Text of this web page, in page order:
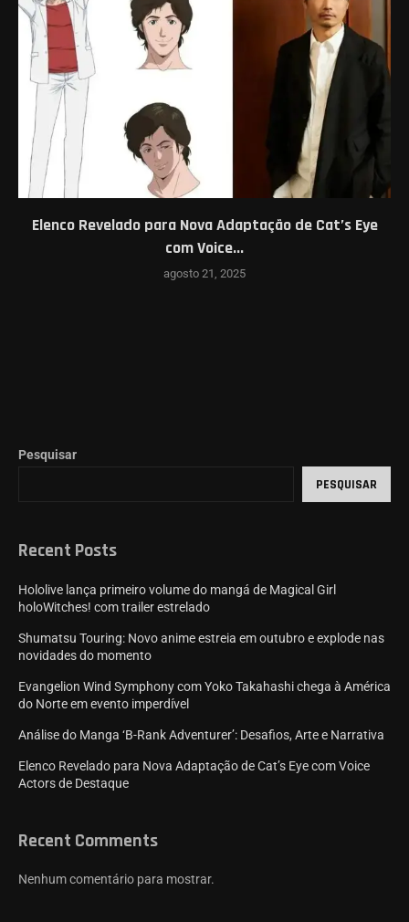
Elenco Revelado para Nova Adaptação de Cat’s Eye
com Voice...
agosto 21, 2025
Pesquisar
PESQUISAR
Recent Posts
Hololive lança primeiro volume do mangá de Magical Girl
holoWitches! com trailer estrelado
Shumatsu Touring: Novo anime estreia em outubro e explode nas
novidades do momento
Evangelion Wind Symphony com Yoko Takahashi chega à América
do Norte em evento imperdível
Análise do Manga ‘B-Rank Adventurer’: Desafios, Arte e Narrativa
Elenco Revelado para Nova Adaptação de Cat’s Eye com Voice
Actors de Destaque
Recent Comments
Nenhum comentário para mostrar.